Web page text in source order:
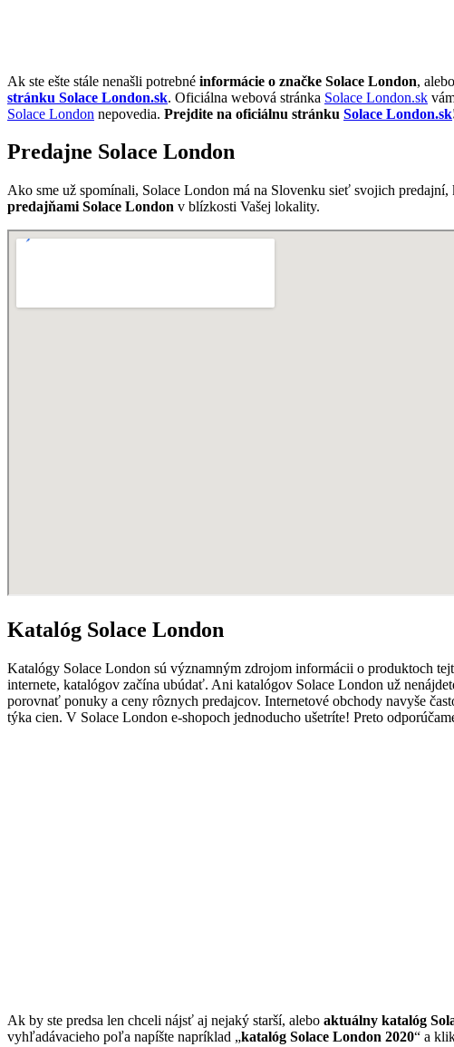
Ak ste ešte stále nenašli potrebné informácie o značke Solace London,
stránku Solace London.sk. Oficiálna webová stránka Solace London.sk
Solace London nepovedia. Prejdite na oficiálnu stránku Solace London.sk
Predajne Solace London
Ako sme už spomínali, Solace London má na Slovenku sieť svojich
predajňami Solace London v blízkosti Vašej lokality.
Katalóg Solace London
Katalógy Solace London sú významným zdrojom informácii o produktoch
internete, katalógov začína ubúdať. Ani katalógov Solace London už
porovnať ponuky a ceny rôznych predajcov. Internetové obchody navyše
týka cien. V Solace London e-shopoch jednoducho ušetríte! Preto
Ak by ste predsa len chceli nájsť aj nejaký starší, alebo aktuálny katalóg
vyhľadávacieho poľa napíšte napríklad „katalóg Solace London 2020“ a